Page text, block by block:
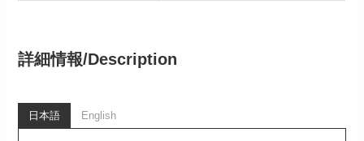
詳細情報/Description
日本語 English